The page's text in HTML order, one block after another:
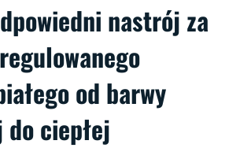
nastrój za
od barwy
do ciepłej